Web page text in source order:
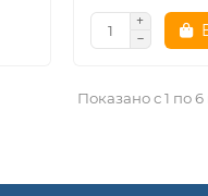
Показано с 1 по 6